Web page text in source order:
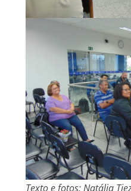
Texto e fotos: Natália